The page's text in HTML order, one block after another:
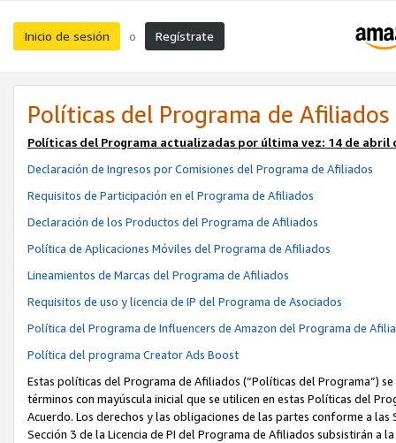
Inicio de sesión o Regístrate
Políticas del Programa de Afiliados
Políticas del Programa actualizadas por última vez: 14 de abril
Declaración de Ingresos por Comisiones del Programa de Afiliados
Requisitos de Participación en el Programa de Afiliados
Declaración de los Productos del Programa de Afiliados
Política de Aplicaciones Móviles del Programa de Afiliados
Lineamientos de Marcas del Programa de Afiliados
Requisitos de uso y licencia de IP del Programa de Asociados
Política del Programa de Influencers de Amazon del Programa de
Política del programa Creator Ads Boost
Estas políticas del Programa de Afiliados (“Políticas del Programa”)
términos con mayúscula inicial que se utilicen en estas Políticas del
Acuerdo. Los derechos y las obligaciones de las partes conforme a
Sección 3 de la Licencia de PI del Programa de Afiliados subsistirán